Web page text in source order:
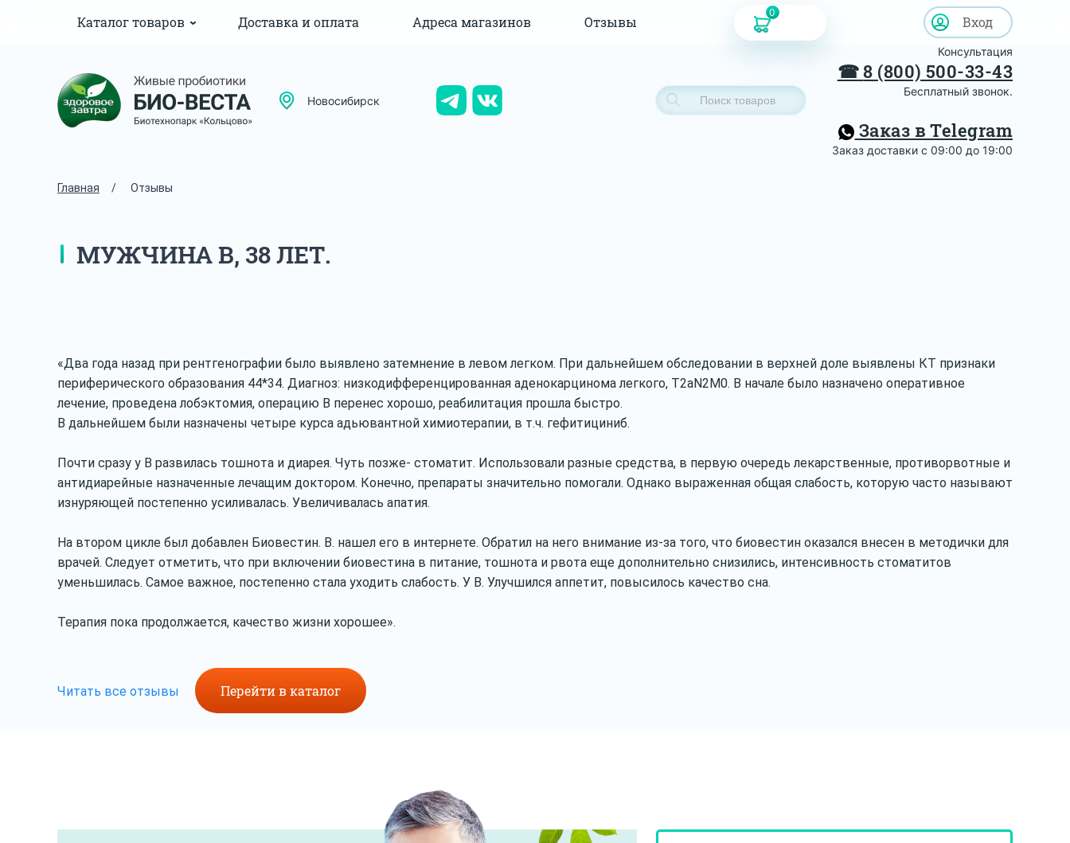
Каталог товаров Доставка и оплата Адреса магазинов Отзывы
0
Вход
Новосибирск
Консультация
☎8 (800) 500-33-43
Бесплатный звонок.
Заказ в Telegram
Заказ доставки с 09:00 до 19:00
Главная / Отзывы
МУЖЧИНА В, 38 ЛЕТ.
«Два года назад при рентгенографии было выявлено затемнение в левом легком. При дальнейшем обследовании в верхней доле выявлены КТ признаки
периферического образования 44*34. Диагноз: низкодифференцированная аденокарцинома легкого, Т2аN2M0. В начале было назначено оперативное
лечение, проведена лобэктомия, операцию В перенес хорошо, реабилитация прошла быстро.
В дальнейшем были назначены четыре курса адьювантной химиотерапии, в т.ч. гефитициниб.
Почти сразу у В развилась тошнота и диарея. Чуть позже- стоматит. Использовали разные средства, в первую очередь лекарственные, противорвотные и
антидиарейные назначенные лечащим доктором. Конечно, препараты значительно помогали. Однако выраженная общая слабость, которую часто называют
изнуряющей постепенно усиливалась. Увеличивалась апатия.
На втором цикле был добавлен Биовестин. В. нашел его в интернете. Обратил на него внимание из-за того, что биовестин оказался внесен в методички для
врачей. Следует отметить, что при включении биовестина в питание, тошнота и рвота еще дополнительно снизились, интенсивность стоматитов
уменьшилась. Самое важное, постепенно стала уходить слабость. У В. Улучшился аппетит, повысилось качество сна.
Терапия пока продолжается, качество жизни хорошее».
Читать все отзывы Перейти в каталог